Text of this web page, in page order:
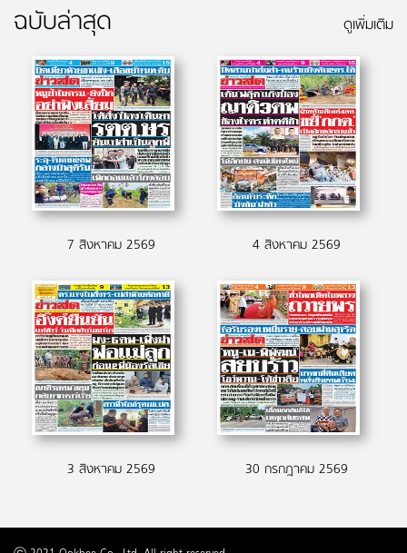
ฉบับล่าสุด ดูเพิ่มเติม
7 สิงหาคม 2569 4 สิงหาคม 2569
3 สิงหาคม 2569 30 กรกฎาคม 2569